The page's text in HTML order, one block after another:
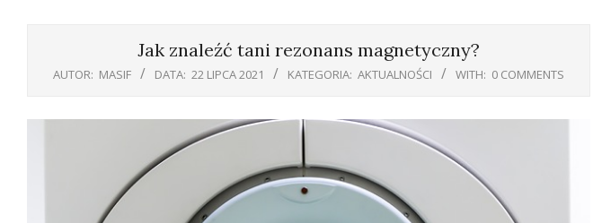
Jak znaleźć tani rezonans magnetyczny?
AUTOR: MASIF DATA: 22 LIPCA 2021 KATEGORIA: AKTUALNOŚCI WITH: 0 COMMENTS